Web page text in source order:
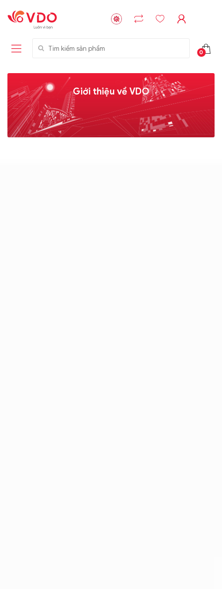
Tìm kiếm sản phẩm
0
Giới thiệu về VDO